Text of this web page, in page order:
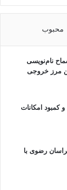
محبوب
سماح نام‌نویسی
مرز خروجی
کمبود امکانات
رضوی با